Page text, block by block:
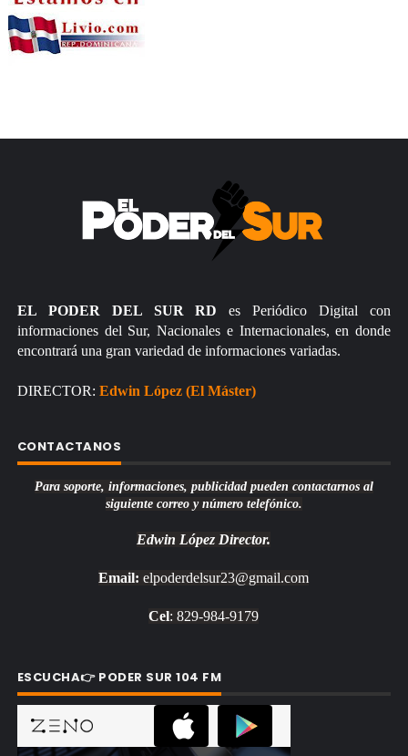
EL PODER DEL SUR RD es Periódico Digital con
informaciones del Sur, Nacionales e Internacionales, en donde
encontrará una gran variedad de informaciones variadas.
DIRECTOR: Edwin López (El Máster)
CONTACTANOS
Para soporte, informaciones, publicidad pueden contactarnos al
siguiente correo y número telefónico.
Edwin López Director.
Email: elpoderdelsur23@gmail.com
Cel: 829-984-9179
ESCUCHA👉 PODER SUR 104 FM